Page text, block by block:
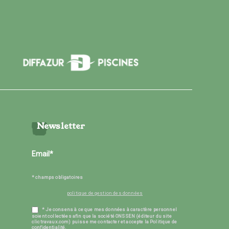
Newsletter
* champs obligatoires
politique de gestion des données
* Je consens à ce que mes données à caractère personnel
soient collectées afin que la société ONSSEN (éditeur du site
clictravaux.com) puisse me contacter et accepte la Politique de
confidentialité.